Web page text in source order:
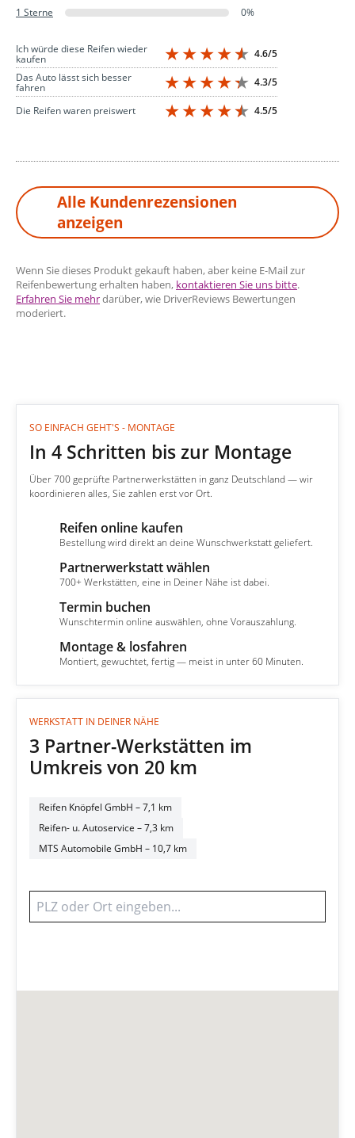
1 Sterne
0%
Ich würde diese Reifen wieder
kaufen
4.6/5
Das Auto lässt sich besser
fahren 4.3/5
Die Reifen waren preiswert 4.5/5
Alle Kundenrezensionen
anzeigen
Wenn Sie dieses Produkt gekauft haben, aber keine E-Mail zur
Reifenbewertung erhalten haben, kontaktieren Sie uns bitte.
Erfahren Sie mehrdarüber, wie DriverReviews Bewertungen
moderiert.
SO EINFACH GEHT'S - MONTAGE
In 4 Schritten bis zur Montage
Über 700 geprüfte Partnerwerkstätten in ganz Deutschland — wir
koordinieren alles, Sie zahlen erst vor Ort.
Reifen online kaufen
Bestellung wird direkt an deine Wunschwerkstatt geliefert.
Partnerwerkstatt wählen
700+ Werkstätten, eine in Deiner Nähe ist dabei.
Termin buchen
Wunschtermin online auswählen, ohne Vorauszahlung.
Montage & losfahren
Montiert, gewuchtet, fertig — meist in unter 60 Minuten.
WERKSTATT IN DEINER NÄHE
3 Partner-Werkstätten im
Umkreis von 20 km
Reifen Knöpfel GmbH – 7,1 km
Reifen- u. Autoservice – 7,3 km
MTS Automobile GmbH – 10,7 km